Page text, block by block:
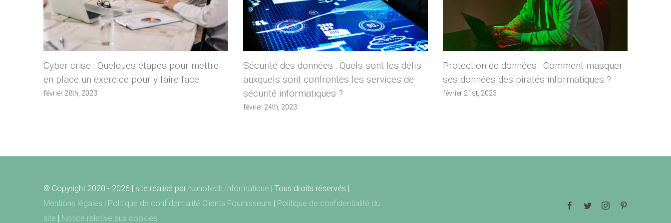
Cyber crise : Quelques étapes pour mettre
en place un exercice pour y faire face
février 28th, 2023
Sécurité des données : Quels sont les défis
auxquels sont confrontés les services de
sécurité informatiques ?
février 24th, 2023
Protection de données : Comment masquer
ses données des pirates informatiques ?
février 21st, 2023
© Copyright 2020 - 2026 | site réalisé par Nanotech Informatique | Tous droits réservés |
Mentions légales | Politique de confidentialité Clients Fournisseurs | Politique de confidentialité du
site | Notice relative aux cookies |
Facebook
TwitterInstagram